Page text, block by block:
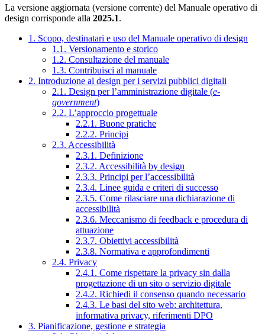
La versione aggiornata (versione corrente) del Manuale operativo di
design corrisponde alla 2025.1.
1. Scopo, destinatari e uso del Manuale operativo di design
1.1. Versionamento e storico
1.2. Consultazione del manuale
1.3. Contribuisci al manuale
2. Introduzione al design per i servizi pubblici digitali
2.1. Design per l’amministrazione digitale (e-
government)
2.2. L’approccio progettuale
2.2.1. Buone pratiche
2.2.2. Principi
2.3. Accessibilità
2.3.1. Definizione
2.3.2. Accessibilità by design
2.3.3. Principi per l’accessibilità
2.3.4. Linee guida e criteri di successo
2.3.5. Come rilasciare una dichiarazione di
accessibilità
2.3.6. Meccanismo di feedback e procedura di
attuazione
2.3.7. Obiettivi accessibilità
2.3.8. Normativa e approfondimenti
2.4. Privacy
2.4.1. Come rispettare la privacy sin dalla
progettazione di un sito o servizio digitale
2.4.2. Richiedi il consenso quando necessario
2.4.3. Le basi del sito web: architettura,
informativa privacy, riferimenti DPO
3. Pianificazione, gestione e strategia